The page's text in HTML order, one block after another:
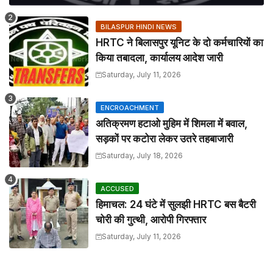
BILASPUR HINDI NEWS
HRTC ने बिलासपुर यूनिट के दो कर्मचारियों का
किया तबादला, कार्यालय आदेश जारी
Saturday, July 11, 2026
ENCROACHMENT
अतिक्रमण हटाओ मुहिम में शिमला में बवाल,
सड़कों पर कटोरा लेकर उतरे तहबाजारी
Saturday, July 18, 2026
ACCUSED
हिमाचल: 24 घंटे में सुलझी HRTC बस बैटरी
चोरी की गुत्थी, आरोपी गिरफ्तार
Saturday, July 11, 2026